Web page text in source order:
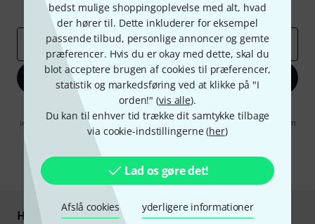
bedst mulige shoppingoplevelse med alt, hvad
der hører til. Dette inkluderer for eksempel
passende tilbud, personlige annoncer og gemte
præferencer. Hvis du er okay med dette, skal du
blot acceptere brugen af cookies til præferencer,
statistik og markedsføring ved at klikke på "I
orden!" (vis alle).
Du kan til enhver tid trække dit samtykke tilbage
via cookie-indstillingerne (her)
Lad os gøre det!
Afslå cookies yderligere informationer
Inspirerende bidrag
Tilbud Thomann-indsigter
Email adresse *
Tilmeld dig nu
Når jeg klikker på "Tilmeld dig nu", erklærer jeg mig samtidig
indforstået med at modtage e-mail-reklame. Dette tilsagn kan når som
helst trækkes tilbage. Find yderligere informationer i vores
informationer om databeskyttelse
* Obligatorisk felt
Handl og betal sikkert